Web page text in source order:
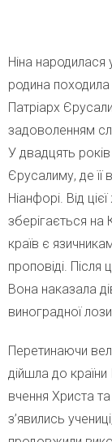
Ніна народилася
родина
Патріарх
задоволенням
У двадцять
Єрусалиму, де її
Ніанфорі. Від
зберігається на
країв є
проповіді. Після
Вона наказала
виноградної
Перетинаючи
дійшла до
вчення Христа
з’явились